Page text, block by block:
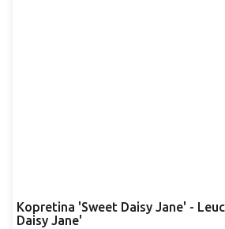
Kopretina 'Sweet Daisy Jane' -
Daisy Jane'